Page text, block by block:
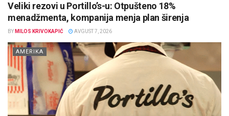
Veliki rezovi u Portillo’s-u: Otpušteno 18%
menadžmenta, kompanija menja plan širenja
BY MILOS KRIVOKAPIĆ AVGUST 7, 2026
AMERIKA